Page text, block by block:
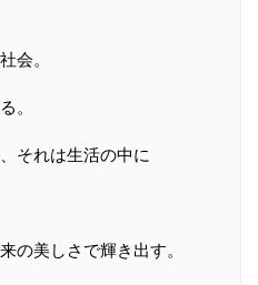
会。
。
それは生活の中に
の美しさで輝き出す。